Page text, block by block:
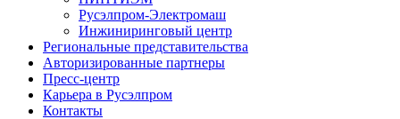
Русэлпром-Электромаш
Инжиниринговый центр
Региональные представительства
Авторизированные партнеры
Пресс-центр
Карьера в Русэлпром
Контакты